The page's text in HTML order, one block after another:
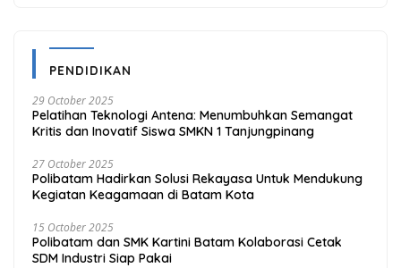
PENDIDIKAN
29 October 2025
Pelatihan Teknologi Antena: Menumbuhkan Semangat
Kritis dan Inovatif Siswa SMKN 1 Tanjungpinang
27 October 2025
Polibatam Hadirkan Solusi Rekayasa Untuk Mendukung
Kegiatan Keagamaan di Batam Kota
15 October 2025
Polibatam dan SMK Kartini Batam Kolaborasi Cetak
SDM Industri Siap Pakai